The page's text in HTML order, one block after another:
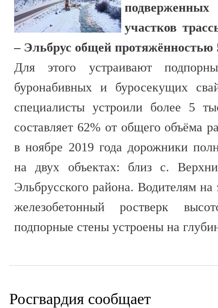
участков
– Эльбрус общей протяжённостью
Для этого устраивают
буронабивных и буросекущих
специалисты устроили более 5
составляет 62% от общего объёма
в ноябре 2019 года дорожники
на двух объектах: близ с.
Эльбрусского района. Водителям
железобетонный ростверк
подпорные стены устроены на
Росгвардия сообщает